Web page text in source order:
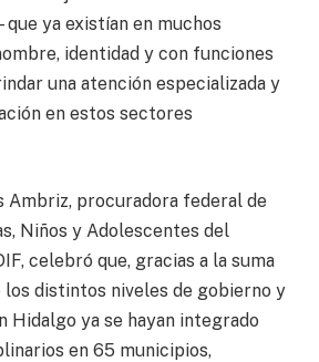
ya existían en muchos
identidad y con funciones
una atención especializada y
en estos sectores
Ambriz, procuradora federal de
Niños y Adolescentes del
celebró que, gracias a la suma
distintos niveles de gobierno y
Hidalgo ya se hayan integrado
en 65 municipios,